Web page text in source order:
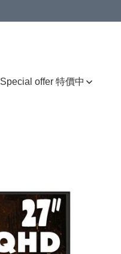
Special offer 特價中